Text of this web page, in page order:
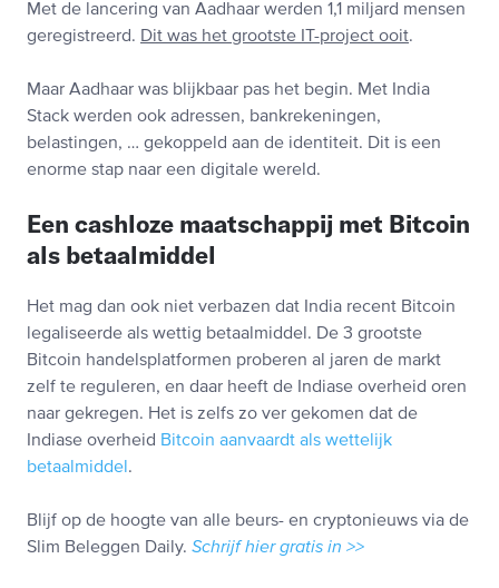
Met de lancering van Aadhaar werden 1,1 miljard mensen
geregistreerd. Dit was het grootste IT-project ooit.
Maar Aadhaar was blijkbaar pas het begin. Met India
Stack werden ook adressen, bankrekeningen,
belastingen, … gekoppeld aan de identiteit. Dit is een
enorme stap naar een digitale wereld.
Een cashloze maatschappij met Bitcoin
als betaalmiddel
Het mag dan ook niet verbazen dat India recent Bitcoin
legaliseerde als wettig betaalmiddel. De 3 grootste
Bitcoin handelsplatformen proberen al jaren de markt
zelf te reguleren, en daar heeft de Indiase overheid oren
naar gekregen. Het is zelfs zo ver gekomen dat de
Indiase overheid Bitcoin aanvaardt als wettelijk
betaalmiddel .
Blijf op de hoogte van alle beurs- en cryptonieuws via de
Slim Beleggen Daily. Schrijf hier gratis in >>